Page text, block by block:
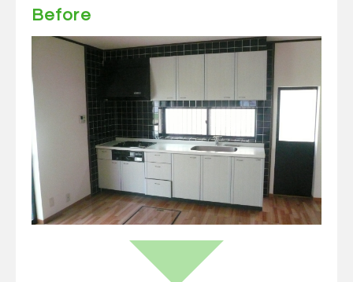
Before